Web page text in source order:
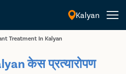
Kalyan
Treatment In Kalyan
केस प्रत्यारोपण